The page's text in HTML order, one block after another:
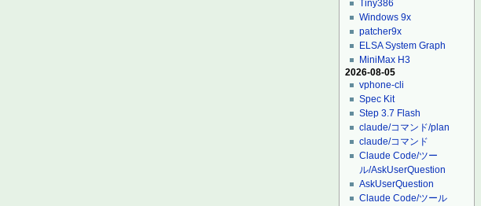
Tiny386
Windows 9x
patcher9x
ELSA System Graph
MiniMax H3
2026-08-05
vphone-cli
Spec Kit
Step 3.7 Flash
claude/コマンド/plan
claude/コマンド
Claude Code/ツー
ル/AskUserQuestion
AskUserQuestion
Claude Code/ツール